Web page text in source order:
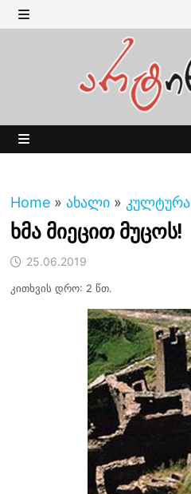
Skip
to MENU
Home » ახალი » კულტურა
ხმა მიეცით მუცოს!
25.06.2019
კითხვის დრო: 2 წთ.